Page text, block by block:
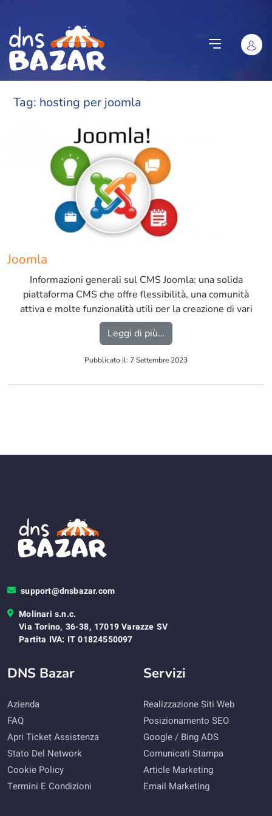
Vai al contenuto
Tag: hosting per joomla
Joomla
Informazioni generali sul CMS Joomla: una solida
piattaforma CMS che offre flessibilità, una comunità
attiva e molte funzionalità utili per la creazione di vari
tipi di siti web. […]
Leggi di più…
Pubblicato il: 7 Settembre 2023
support@dnsbazar.com
Molinari s.n.c.
Via Torino, 36-38, 17019 Varazze SV
Partita IVA: IT 01824550097
DNS Bazar
Azienda
FAQ
Apri Ticket Assistenza
Stato Del Network
Cookie Policy
Termini E Condizioni
Servizi
Realizzazione Siti Web
Posizionamento SEO
Google / Bing ADS
Comunicati Stampa
Article Marketing
Email Marketing